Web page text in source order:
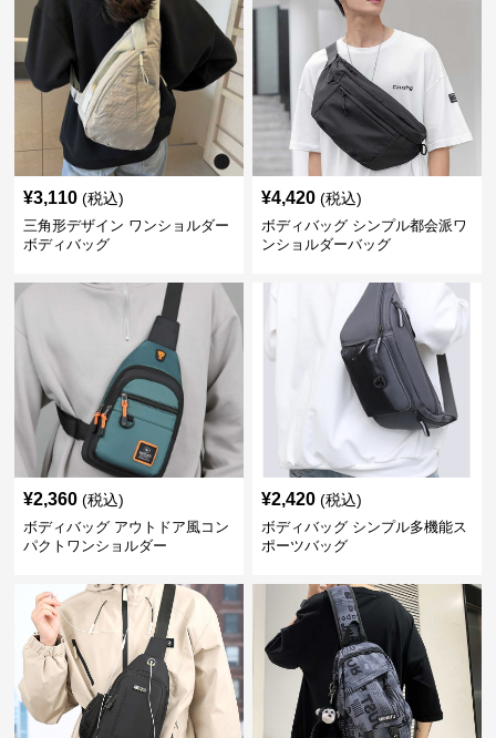
¥3,110 (税込)
三角形デザイン ワンショルダー
ボディバッグ
¥4,420 (税込)
ボディバッグ シンプル都会派ワ
ンショルダーバッグ
¥2,360 (税込)
ボディバッグ アウトドア風コン
パクトワンショルダー
¥2,420 (税込)
ボディバッグ シンプル多機能ス
ポーツバッグ